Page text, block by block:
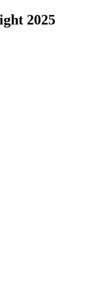
2025